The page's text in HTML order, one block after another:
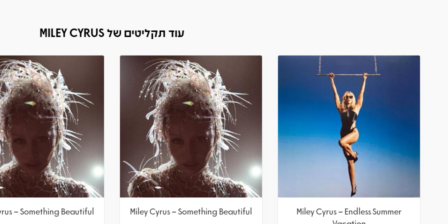
עוד תקליטים של MILEY CYRUS
Miley Cyrus – Endless Summer
Miley Cyrus – Something Beautiful
– Something Beautiful